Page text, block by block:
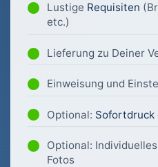
Lustige Requisiten
etc.)
Lieferung zu Deiner
Einweisung und
Optional: Sofortdruck
Optional:
Fotos